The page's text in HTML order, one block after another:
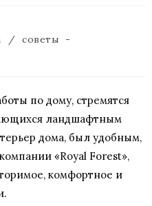
/ советы
по дому, стремятся
ландшафтным
дома, был удобным,
«Royal Forest»,
комфортное и